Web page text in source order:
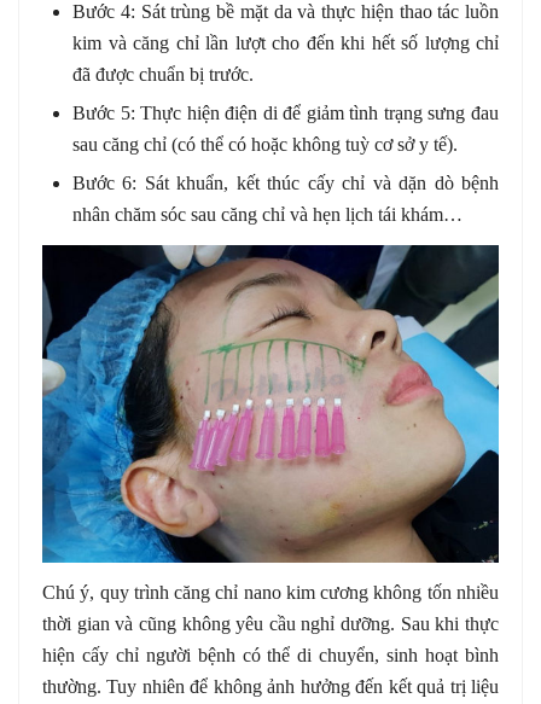
Bước 4: Sát trùng bề mặt da và thực hiện thao tác luồn
kim và căng chỉ lần lượt cho đến khi hết số lượng chỉ
đã được chuẩn bị trước.
Bước 5: Thực hiện điện di để giảm tình trạng sưng đau
sau căng chỉ (có thể có hoặc không tuỳ cơ sở y tế).
Bước 6: Sát khuẩn, kết thúc cấy chỉ và dặn dò bệnh
nhân chăm sóc sau căng chỉ và hẹn lịch tái khám…
Chú ý, quy trình căng chỉ nano kim cương không tốn nhiều
thời gian và cũng không yêu cầu nghỉ dưỡng. Sau khi thực
hiện cấy chỉ người bệnh có thể di chuyển, sinh hoạt bình
thường. Tuy nhiên để không ảnh hưởng đến kết quả trị liệu